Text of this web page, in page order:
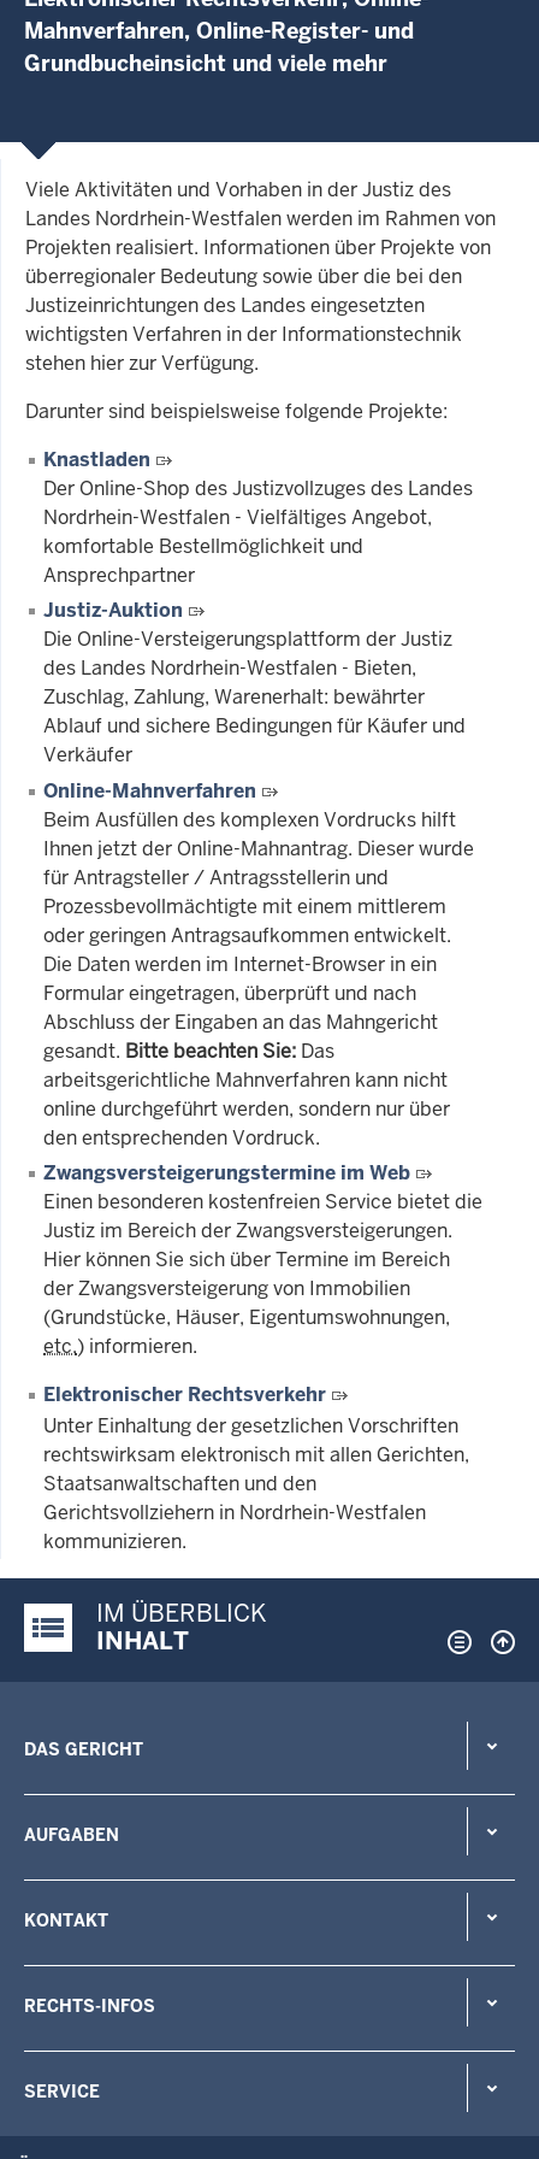
Mahnverfahren, Online-Register- und
Grundbucheinsicht und viele mehr
Viele Aktivitäten und Vorhaben in der Justiz des
Landes Nordrhein-Westfalen werden im Rahmen von
Projekten realisiert. Informationen über Projekte von
überregionaler Bedeutung sowie über die bei den
Justizeinrichtungen des Landes eingesetzten
wichtigsten Verfahren in der Informationstechnik
stehen hier zur Verfügung.
Darunter sind beispielsweise folgende Projekte:
Knastladen
Der Online-Shop des Justizvollzuges des Landes
Nordrhein-Westfalen - Vielfältiges Angebot,
komfortable Bestellmöglichkeit und
Ansprechpartner
Justiz-Auktion
Die Online-Versteigerungsplattform der Justiz
des Landes Nordrhein-Westfalen - Bieten,
Zuschlag, Zahlung, Warenerhalt: bewährter
Ablauf und sichere Bedingungen für Käufer und
Verkäufer
Online-Mahnverfahren
Beim Ausfüllen des komplexen Vordrucks hilft
Ihnen jetzt der Online-Mahnantrag. Dieser wurde
für Antragsteller / Antragsstellerin und
Prozessbevollmächtigte mit einem mittlerem
oder geringen Antragsaufkommen entwickelt.
Die Daten werden im Internet-Browser in ein
Formular eingetragen, überprüft und nach
Abschluss der Eingaben an das Mahngericht
gesandt. Bitte beachten Sie: Das
arbeitsgerichtliche Mahnverfahren kann nicht
online durchgeführt werden, sondern nur über
den entsprechenden Vordruck.
Zwangsversteigerungstermine im Web
Einen besonderen kostenfreien Service bietet die
Justiz im Bereich der Zwangsversteigerungen.
Hier können Sie sich über Termine im Bereich
der Zwangsversteigerung von Immobilien
(Grundstücke, Häuser, Eigentumswohnungen,
etc.) informieren.
Elektronischer Rechtsverkehr
Unter Einhaltung der gesetzlichen Vorschriften
rechtswirksam elektronisch mit allen Gerichten,
Staatsanwaltschaften und den
Gerichtsvollziehern in Nordrhein-Westfalen
kommunizieren.
Justiz-Portal im Überblick:
IM ÜBERBLICK
INHALT
DAS GERICHT
AUFGABEN
KONTAKT
RECHTS-INFOS
SERVICE